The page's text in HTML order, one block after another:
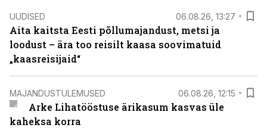
UUDISED 06.08.26, 13:27
Aita kaitsta Eesti põllumajandust, metsi ja
loodust – ära too reisilt kaasa soovimatuid
„kaasreisijaid“
MAJANDUSTULEMUSED 06.08.26, 12:15
Arke Lihatööstuse ärikasum kasvas üle
kaheksa korra